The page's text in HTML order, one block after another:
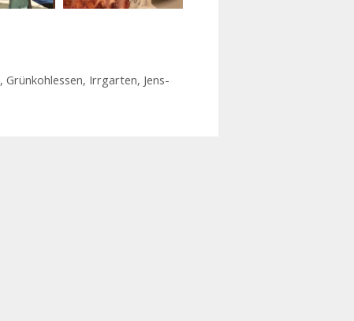
, Grünkohlessen, Irrgarten, Jens-